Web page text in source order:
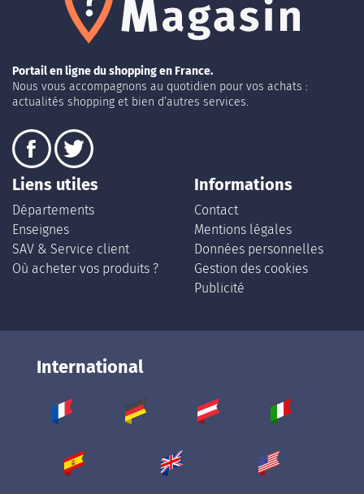
Portail en ligne du shopping en France.
Nous vous accompagnons au quotidien pour vos achats :
actualités shopping et bien d’autres services.
Liens utiles
Départements
Enseignes
SAV & Service client
Où acheter vos produits ?
Informations
Contact
Mentions légales
Données personnelles
Gestion des cookies
Publicité
International